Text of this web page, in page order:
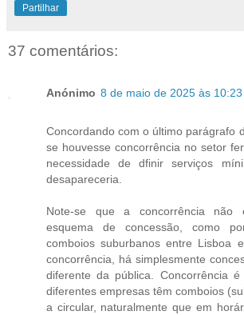
Partilhar
37 comentários:
Anónimo 8 de maio de 2025 às 10:23
Concordando com o último parágrafo
se houvesse concorrência no setor
necessidade de dfinir serviços
desapareceria.
Note-se que a concorrência não
esquema de concessão, como
comboios suburbanos entre Lisboa
concorrência, há simplesmente
diferente da pública. Concorrência
diferentes empresas têm comboios
a circular, naturalmente que em